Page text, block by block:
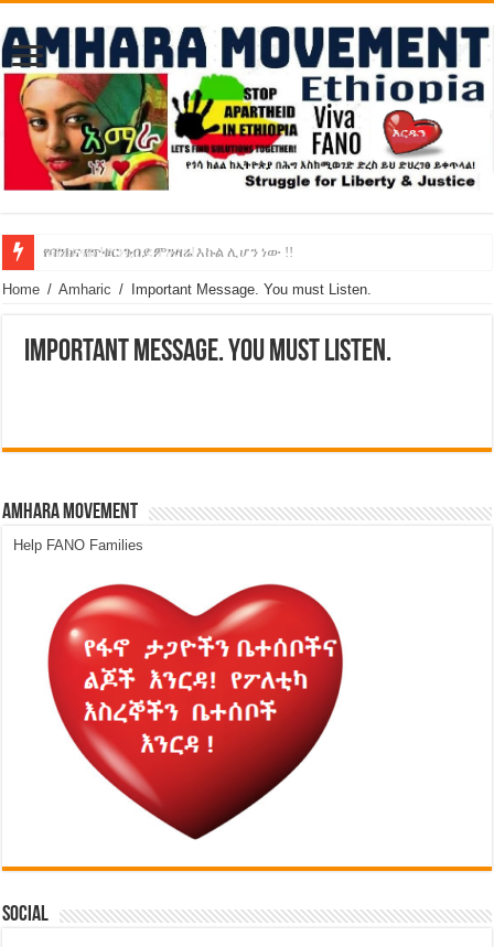
የባንክና የጥቁር ገብያ ምንዛሬ እኩል ሊሆን ነው !!
አሸንፈናል ! እንኳን ደስ አለን!
Home / Amharic / Important Message. You must Listen.
Important Message. You must Listen.
Amhara Movement
Help FANO Families
Social